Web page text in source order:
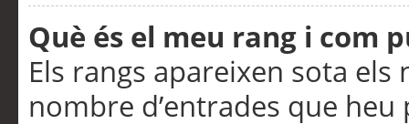
Què és el meu rang i com
Els rangs apareixen sota
nombre d’entrades que